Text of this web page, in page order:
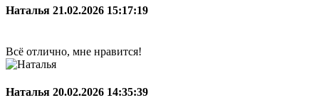
Наталья 21.02.2026 15:17:19
Всё отлично, мне нравится!
Наталья 20.02.2026 14:35:39